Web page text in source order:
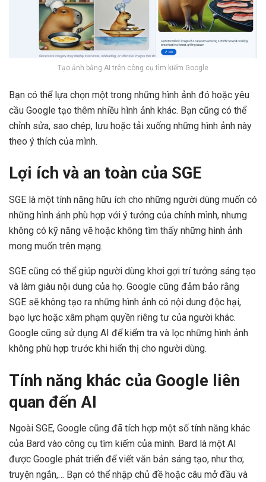
Tạo ảnh bằng AI trên công cụ tìm kiếm Google
Bạn có thể lựa chọn một trong những hình ảnh đó hoặc yêu
cầu Google tạo thêm nhiều hình ảnh khác. Bạn cũng có thể
chỉnh sửa, sao chép, lưu hoặc tải xuống những hình ảnh này
theo ý thích của mình.
Lợi ích và an toàn của SGE
SGE là một tính năng hữu ích cho những người dùng muốn có
những hình ảnh phù hợp với ý tưởng của chính mình, nhưng
không có kỹ năng vẽ hoặc không tìm thấy những hình ảnh
mong muốn trên mạng.
SGE cũng có thể giúp người dùng khơi gợi trí tưởng sáng tạo
và làm giàu nội dung của họ. Google cũng đảm bảo rằng
SGE sẽ không tạo ra những hình ảnh có nội dung độc hại,
bạo lực hoặc xâm phạm quyền riêng tư của người khác.
Google cũng sử dụng AI để kiểm tra và lọc những hình ảnh
không phù hợp trước khi hiển thị cho người dùng.
Tính năng khác của Google liên
quan đến AI
Ngoài SGE, Google cũng đã tích hợp một số tính năng khác
của Bard vào công cụ tìm kiếm của mình. Bard là một AI
được Google phát triển để viết văn bản sáng tạo, như thơ,
truyện ngắn,… Bạn có thể nhập chủ đề hoặc câu mở đầu và